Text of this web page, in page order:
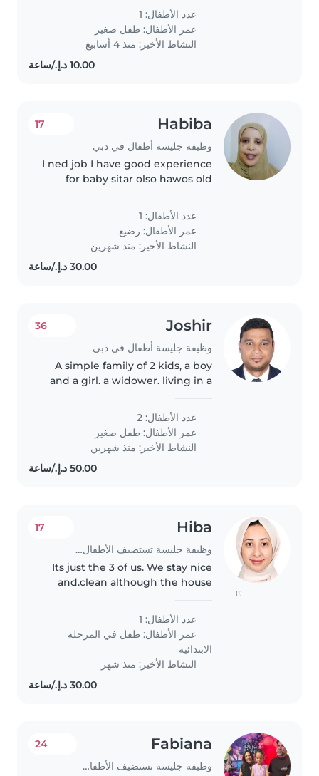
to look after our calm, friendly,
and intelligent toddler. We'd
love someone who can provide..
عدد الأطفال: 1
عمر الأطفال: طفل صغير
النشاط الأخير: منذ 4 أسابيع
Habiba
وظيفة جليسة أطفال في دبي
17
I ned job I have good experience
for baby sitar olso hawos old
عدد الأطفال: 1
عمر الأطفال: رضيع
النشاط الأخير: منذ شهرين
Joshir
وظيفة جليسة أطفال في دبي
36
A simple family of 2 kids, a boy
and a girl. a widower. living in a
my time
عدد الأطفال: 2
عمر الأطفال: طفل صغير
النشاط الأخير: منذ شهرين
(1)
Hiba
وظيفة جليسة تستضيف الأطفال في بيتها في إمارة الشارقة
17
Its just the 3 of us. We stay nice
and.clean although the house
and understanding. My son is
extremely well behaved.
Although he s very playful and..
عدد الأطفال: 1
عمر الأطفال: طفل في المرحلة
الابتدائية
النشاط الأخير: منذ شهر
Fabiana
وظيفة جليسة تستضيف الأطفال في بيتها في دبي
24